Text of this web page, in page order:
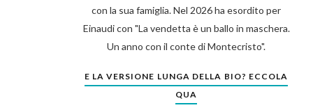
con la sua famiglia. Nel 2026 ha esordito per
Einaudi con "La vendetta è un ballo in maschera.
Un anno con il conte di Montecristo".
E LA VERSIONE LUNGA DELLA BIO? ECCOLA
QUA